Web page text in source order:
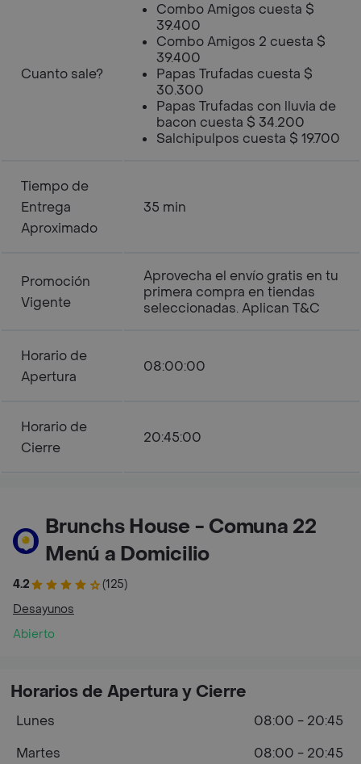
Cuanto sale?
Combo Amigos cuesta $
39.400
Combo Amigos 2 cuesta $
39.400
Papas Trufadas cuesta $
30.300
Papas Trufadas con lluvia de
bacon cuesta $ 34.200
Salchipulpos cuesta $ 19.700
Tiempo de
Entrega
Aproximado
35 min
Promoción
Vigente
Aprovecha el envío gratis en tu
primera compra en tiendas
seleccionadas. Aplican T&C
Horario de
Apertura
08:00:00
Horario de
Cierre
20:45:00
Brunchs House - Comuna 22
Menú a Domicilio
4.2
(125)
Desayunos
Abierto
Horarios de Apertura y Cierre
Lunes
08:00 - 20:45
Martes
08:00 - 20:45